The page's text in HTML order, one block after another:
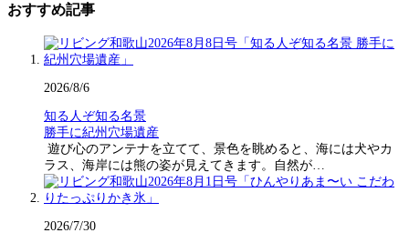
おすすめ記事
2026/8/6
知る人ぞ知る名景
勝手に紀州穴場遺産
遊び心のアンテナを立てて、景色を眺めると、海には犬やカ
ラス、海岸には熊の姿が見えてきます。自然が…
2026/7/30